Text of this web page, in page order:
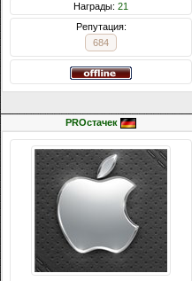
Награды: 21
Репутация:
684
PROстачек